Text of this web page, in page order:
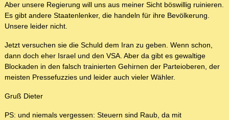
Aber unsere Regierung will uns aus meiner Sicht böswillig ruinieren.
Es gibt andere Staatenlenker, die handeln für ihre Bevölkerung.
Unsere leider nicht.
Jetzt versuchen sie die Schuld dem Iran zu geben. Wenn schon,
dann doch eher Israel und den VSA. Aber da gibt es gewaltige
Blockaden in den falsch trainierten Gehirnen der Parteioberen, der
meisten Pressefuzzies und leider auch vieler Wähler.
Gruß Dieter
PS: und niemals vergessen: Steuern sind Raub, da mit